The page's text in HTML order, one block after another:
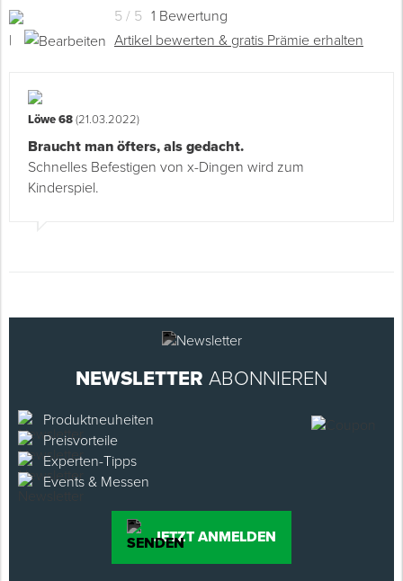
5 / 5 1 Bewertung
|
Artikel bewerten & gratis Prämie erhalten
Löwe 68(21.03.2022)
Braucht man öfters, als gedacht.
Schnelles Befestigen von x-Dingen wird zum
Kinderspiel.
NEWSLETTER ABONNIEREN
Produktneuheiten
Preisvorteile
Experten-Tipps
Events & Messen
JETZT ANMELDEN